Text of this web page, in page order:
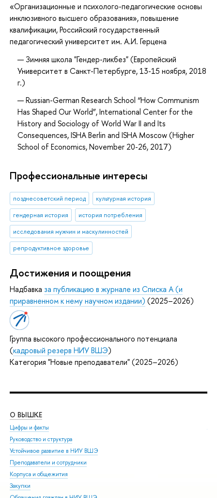
«Организационные и психолого-педагогические основы
инклюзивного высшего образования», повышение
квалификации, Российский государственный
педагогический университет им. А.И. Герцена
Зимняя школа "Гендер-ликбез" (Европейский
Университет в Санкт-Петербурге, 13-15 ноября, 2018
г.)
Russian-German Research School “How Communism
Has Shaped Our World”, International Center for the
History and Sociology of World War II and Its
Consequences, ISHA Berlin and ISHA Moscow (Higher
School of Economics, November 20-26, 2017)
Профессиональные интересы
позднесоветский период
культурная история
гендерная история
история потребления
исследования мужчин и маскулинностей
репродуктивное здоровье
Достижения и поощрения
Надбавка за публикацию в журнале из Списка А (и
приравненном к нему научном издании) (2025–2026)
Группа высокого профессионального потенциала
(кадровый резерв НИУ ВШЭ)
Категория "Новые преподаватели" (2025–2026)
О ВЫШКЕ
Цифры и факты
Руководство и структура
Устойчивое развитие в НИУ ВШЭ
Преподаватели и сотрудники
Корпуса и общежития
Закупки